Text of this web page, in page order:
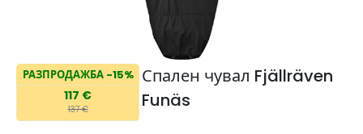
РАЗПРОДАЖБА -15%
117 €
137 €
Спален чувал Fjällräven
Funäs